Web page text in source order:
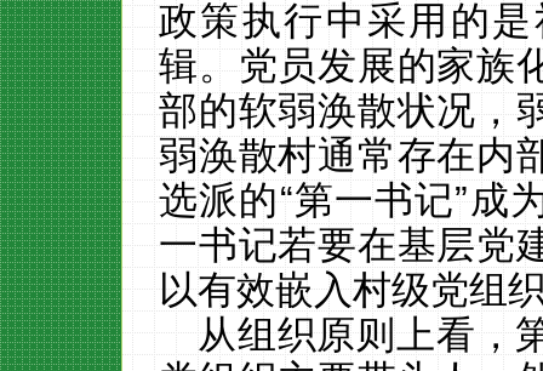
政策执行中采用的
辑。党员发展的家族
部的软弱涣散状况，
弱涣散村通常存在内
选派的“第一书记”成
一书记若要在基层党
以有效嵌入村级党组
从组织原则上看，